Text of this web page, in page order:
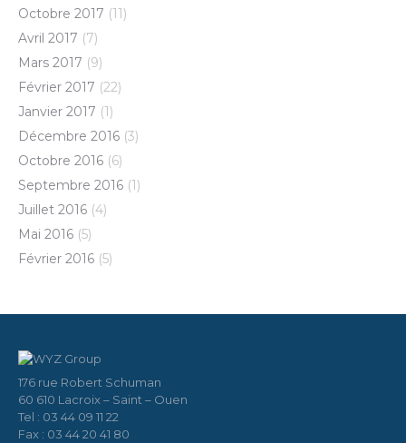
Octobre 2017 (11)
Avril 2017 (7)
Mars 2017 (9)
Février 2017 (22)
Janvier 2017 (1)
Décembre 2016 (3)
Octobre 2016 (6)
Septembre 2016 (1)
Juillet 2016 (4)
Mai 2016 (5)
Février 2016 (5)
176 rue Robert Schuman
60 610 Lacroix – Saint – Ouen
Tel : 03 44 09 11 22
Fax : 03 44 20 41 80